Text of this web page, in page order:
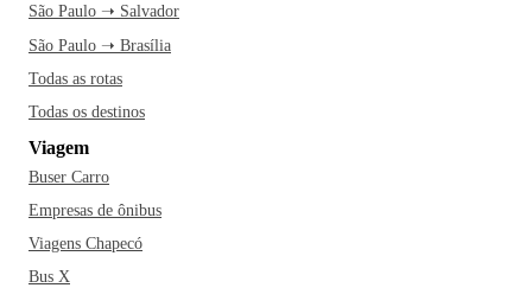
São Paulo ➝ Salvador
São Paulo ➝ Brasília
Todas as rotas
Todas os destinos
Viagem
Buser Carro
Empresas de ônibus
Viagens Chapecó
Bus X